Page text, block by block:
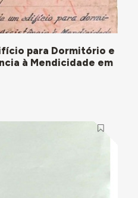
para Dormitório e
à Mendicidade em